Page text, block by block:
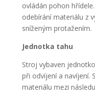
ovládán pohon
odebírání materiálu z
sníženým protažením.
Jednotka tahu
Stroj vybaven
při odvíjení a navíjení.
materiálu mezi